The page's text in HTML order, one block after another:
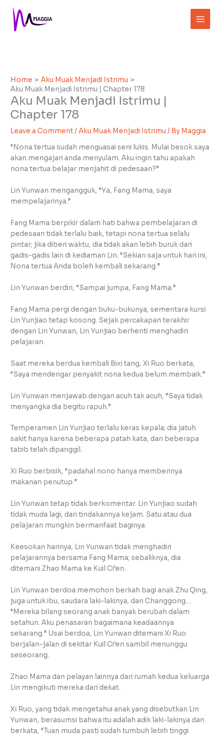
content
Home
Aku Muak Menjadi Istrimu
Aku Muak Menjadi Istrimu | Chapter 178
Aku Muak Menjadi Istrimu |
Chapter 178
Leave a Comment/Aku Muak Menjadi Istrimu / By Maggia
“Nona tertua sudah menguasai seni lukis. Mulai besok saya
akan mengajari anda menyulam. Aku ingin tahu apakah
nona tertua belajar menjahit di pedesaan?”
Lin Yunwan mengangguk, “Ya, Fang Mama, saya
mempelajarinya.”
Fang Mama berpikir dalam hati bahwa pembelajaran di
pedesaan tidak terlalu baik, tetapi nona tertua selalu
pintar; jika diberi waktu, dia tidak akan lebih buruk dari
gadis-gadis lain di kediaman Lin. “Sekian saja untuk hari ini,
Nona tertua Anda boleh kembali sekarang.”
Lin Yunwan berdiri, “Sampai jumpa, Fang Mama.”
Fang Mama pergi dengan buku-bukunya, sementara kursi
Lin Yunjiao tetap kosong. Sejak percakapan terakhir
dengan Lin Yunwan, Lin Yunjiao berhenti menghadiri
pelajaran.
Saat mereka berdua kembali Bixi tang, Xi Ruo berkata,
“Saya mendengar penyakit nona kedua belum membaik.”
Lin Yunwan menjawab dengan acuh tak acuh, “Saya tidak
menyangka dia begitu rapuh.”
Temperamen Lin Yunjiao terlalu keras kepala; dia jatuh
sakit hanya karena beberapa patah kata, dan beberapa
tabib telah dipanggil.
Xi Ruo berbisik, “padahal nono hanya memberinya
makanan penutup.”
Lin Yunwan tetap tidak berkomentar. Lin Yunjiao sudah
tidak muda lagi, dan tindakannya kejam. Satu atau dua
pelajaran mungkin bermanfaat baginya.
Keesokan harinya, Lin Yunwan tidak menghadiri
pelajarannya bersama Fang Mama; sebaliknya, dia
ditemani Zhao Mama ke Kuil Ci’en.
Lin Yunwan berdoa memohon berkah bagi anak Zhu Qing,
juga untuk ibu, saudara laki-lakinya, dan Changgong…
“Mereka bilang seorang anak banyak berubah dalam
setahun. Aku penasaran bagaimana keadaannya
sekarang.” Usai berdoa, Lin Yunwan ditemani Xi Ruo
berjalan-jalan di sekitar Kuil Ci’en sambil menunggu
seseorang.
Zhao Mama dan pelayan lainnya dari rumah kedua keluarga
Lin mengikuti mereka dari dekat.
Xi Ruo, yang tidak mengetahui anak yang disebutkan Lin
Yunwan, berasumsi bahwa itu adalah adik laki-lakinya dan
berkata, “Tuan muda pasti sudah tumbuh lebih tinggi.